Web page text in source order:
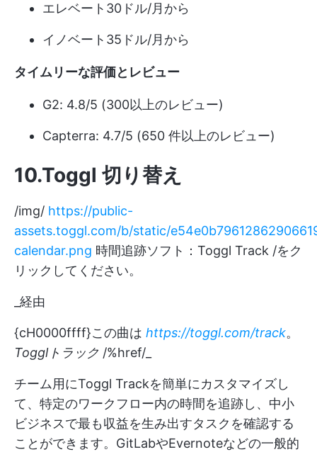
エレベート30ドル/月から
イノベート35ドル/月から
タイムリーな評価とレビュー
G2: 4.8/5 (300以上のレビュー)
Capterra: 4.7/5 (650 件以上のレビュー)
10.Toggl 切り替え
/img/ https://public-
assets.toggl.com/b/static/
calendar.png 時間追跡ソフト：Toggl Track /をク
リックしてください。
_経由
{cH0000ffff}この曲は https://toggl.com/track。
Togglトラック /%href/_
チーム用にToggl Trackを簡単にカスタマイズし
て、特定のワークフロー内の時間を追跡し、中小
ビジネスで最も収益を生み出すタスクを確認する
ことができます。GitLabやEvernoteなどの一般的